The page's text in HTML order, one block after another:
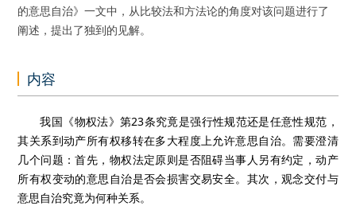
的意思自治》一文中，从比较法和方法论的角度对该问题进行了
阐述，提出了独到的见解。
内容
我国《物权法》第23条究竟是强行性规范还是任意性规范，
其关系到动产所有权移转在多大程度上允许意思自治。需要澄清
几个问题：首先，物权法定原则是否阻碍当事人另有约定，动产
所有权变动的意思自治是否会损害交易安全。其次，观念交付与
意思自治究竟为何种关系。